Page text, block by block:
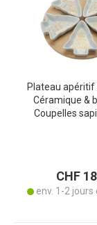
Plateau apéritif
Céramique &
Coupelles
CHF
env. 1-2 jours